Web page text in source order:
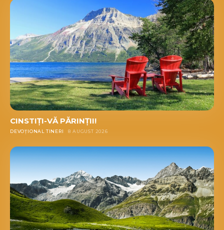
CINSTIȚI-VĂ PĂRINȚII!
DEVOȚIONAL TINERI 8 AUGUST 2026